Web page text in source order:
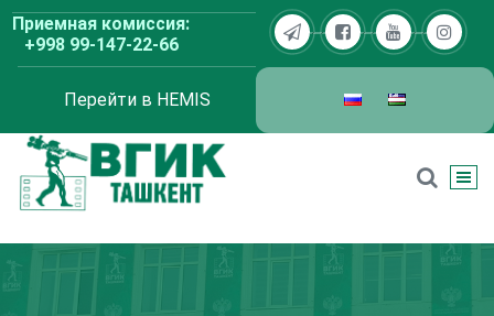
Перейти
содержимому
Приемная комиссия:
+998 99-147-22-66
Перейти в HEMIS